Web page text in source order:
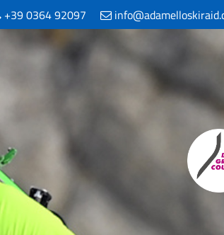
+39 0364 92097